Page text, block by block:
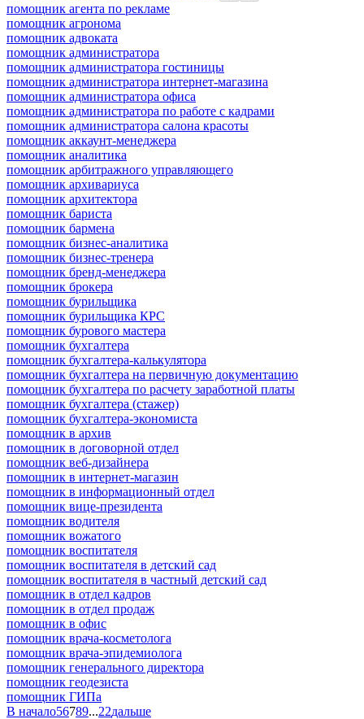
помощник агента по рекламе
помощник агронома
помощник адвоката
помощник администратора
помощник администратора гостиницы
помощник администратора интернет-магазина
помощник администратора офиса
помощник администратора по работе с кадрами
помощник администратора салона красоты
помощник аккаунт-менеджера
помощник аналитика
помощник арбитражного управляющего
помощник архивариуса
помощник архитектора
помощник бариста
помощник бармена
помощник бизнес-аналитика
помощник бизнес-тренера
помощник бренд-менеджера
помощник брокера
помощник бурильщика
помощник бурильщика КРС
помощник бурового мастера
помощник бухгалтера
помощник бухгалтера-калькулятора
помощник бухгалтера на первичную документацию
помощник бухгалтера по расчету заработной платы
помощник бухгалтера (стажер)
помощник бухгалтера-экономиста
помощник в архив
помощник в договорной отдел
помощник веб-дизайнера
помощник в интернет-магазин
помощник в информационный отдел
помощник вице-президента
помощник водителя
помощник вожатого
помощник воспитателя
помощник воспитателя в детский сад
помощник воспитателя в частный детский сад
помощник в отдел кадров
помощник в отдел продаж
помощник в офис
помощник врача-косметолога
помощник врача-эпидемиолога
помощник генерального директора
помощник геодезиста
помощник ГИПа
В начало56789...22дальше